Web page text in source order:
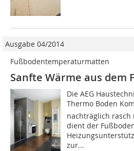
Ausgabe 04/2014
Fußbodentemperaturmatten
Sanfte Wärme aus dem
Die AEG
Thermo Boden
nachträglich
dient der
zur...